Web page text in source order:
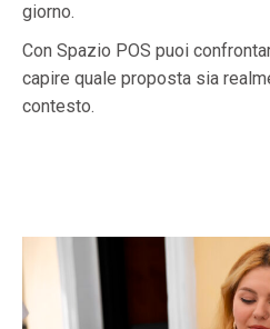
giorno.
Con Spazio POS puoi
capire quale proposta sia
contesto.